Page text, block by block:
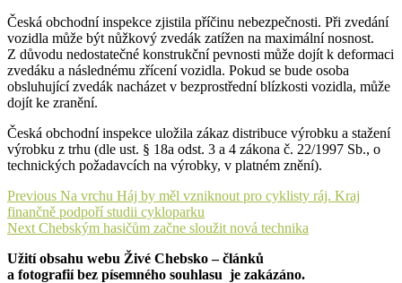
Česká obchodní inspekce zjistila příčinu nebezpečnosti. Při zvedání
vozidla může být nůžkový zvedák zatížen na maximální nosnost.
Z důvodu nedostatečné konstrukční pevnosti může dojít k deformaci
zvedáku a následnému zřícení vozidla. Pokud se bude osoba
obsluhující zvedák nacházet v bezprostřední blízkosti vozidla, může
dojít ke zranění.
Česká obchodní inspekce uložila zákaz distribuce výrobku a stažení
výrobku z trhu (dle ust. § 18a odst. 3 a 4 zákona č. 22/1997 Sb., o
technických požadavcích na výrobky, v platném znění).
Navigace
pro
příspěvek
Previous Previous
post:
Na vrchu Háj by měl vzniknout pro cyklisty ráj. Kraj
finančně podpoří studii cykloparku
Next Next
Chebským hasičům začne sloužit nová technika
Užití obsahu webu Živé Chebsko – článků
a fotografií bez písemného souhlasu je zakázáno.